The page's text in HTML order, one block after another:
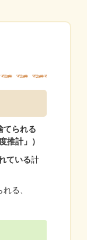
てられる
推計」）
ている計
る、